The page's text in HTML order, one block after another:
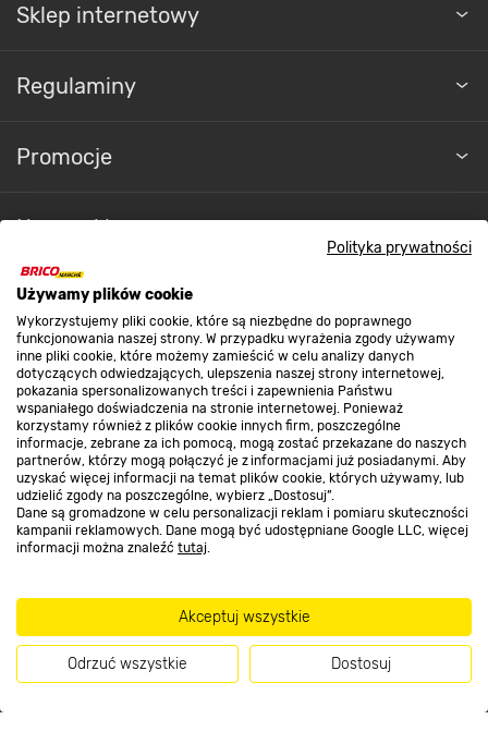
Polityka prywatności
Używamy plików cookie
Wykorzystujemy pliki cookie, które są niezbędne do poprawnego
funkcjonowania naszej strony. W przypadku wyrażenia zgody używamy
inne pliki cookie, które możemy zamieścić w celu analizy danych
dotyczących odwiedzających, ulepszenia naszej strony internetowej,
pokazania spersonalizowanych treści i zapewnienia Państwu
wspaniałego doświadczenia na stronie internetowej. Ponieważ
korzystamy również z plików cookie innych firm, poszczególne
informacje, zebrane za ich pomocą, mogą zostać przekazane do naszych
partnerów, którzy mogą połączyć je z informacjami już posiadanymi. Aby
uzyskać więcej informacji na temat plików cookie, których używamy, lub
udzielić zgody na poszczególne, wybierz „Dostosuj”.
Dane są gromadzone w celu personalizacji reklam i pomiaru skuteczności
kampanii reklamowych. Dane mogą być udostępniane Google LLC, więcej
informacji można znaleźć tutaj.
Akceptuj wszystkie
Odrzuć wszystkie Dostosuj
Sklep internetowy
Regulaminy
Promocje
Nasze sklepy
O nas
Kontakt do sklepu
Strefa biznesu
Dołącz do nas
Metody płatności